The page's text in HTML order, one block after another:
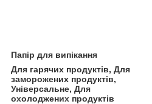
Папір для випікання
Для гарячих продуктів, Для
заморожених продуктів,
Універсальне, Для
охолоджених продуктів